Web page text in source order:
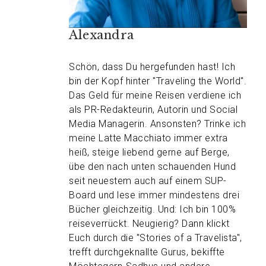
Alexandra
Schön, dass Du hergefunden hast! Ich
bin der Kopf hinter "Traveling the World".
Das Geld für meine Reisen verdiene ich
als PR-Redakteurin, Autorin und Social
Media Managerin. Ansonsten? Trinke ich
meine Latte Macchiato immer extra
heiß, steige liebend gerne auf Berge,
übe den nach unten schauenden Hund
seit neuestem auch auf einem SUP-
Board und lese immer mindestens drei
Bücher gleichzeitig. Und: Ich bin 100%
reiseverrückt. Neugierig? Dann klickt
Euch durch die "Stories of a Travelista",
trefft durchgeknallte Gurus, bekiffte